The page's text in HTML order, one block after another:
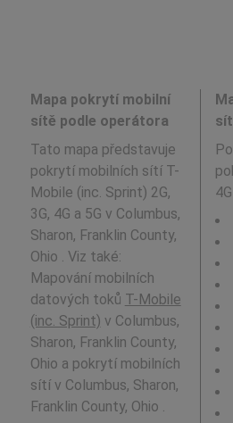
Mapa pokrytí mobilní
sítě podle operátora
Tato mapa představuje
pokrytí mobilních sítí T-
Mobile (inc. Sprint) 2G,
3G, 4G a 5G v Columbus,
Sharon, Franklin County,
Ohio . Viz také:
Mapování mobilních
datových toků T-Mobile
(inc. Sprint) v Columbus,
Sharon, Franklin County,
Ohio a pokrytí mobilních
sítí v Columbus, Sharon,
Franklin County, Ohio .